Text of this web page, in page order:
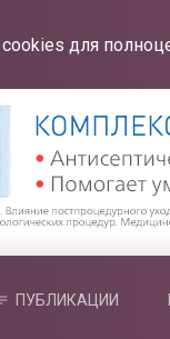
для
ПУБЛИКАЦИИ